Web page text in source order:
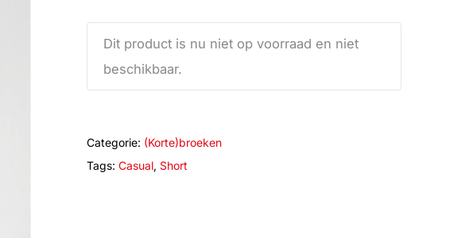
Dit product is nu niet op voorraad en niet
beschikbaar.
Categorie: (Korte)broeken
Tags:Casual, Short